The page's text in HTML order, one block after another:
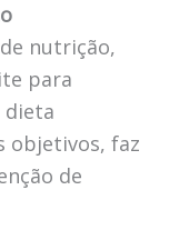
nutrição,
para
dieta
objetivos, faz
de